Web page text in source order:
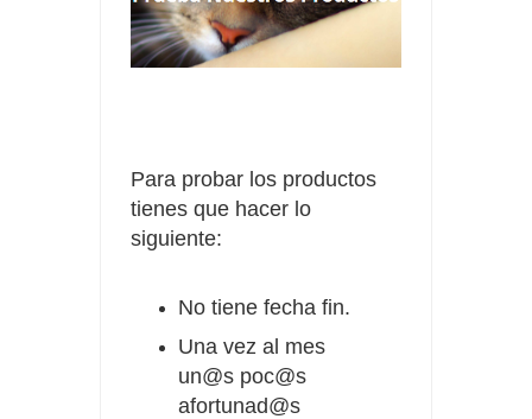
Para probar los productos
tienes que hacer lo
siguiente:
No tiene fecha fin.
Una vez al mes
un@s poc@s
afortunad@s